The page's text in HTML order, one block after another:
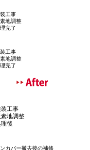
ーリング
グ工事
ーリング